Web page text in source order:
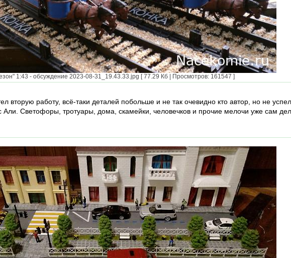
1:43 - обсуждение 2023-08-31_19.43.33.jpg [ 77.29 Кб | Просмотров: 161547 ]
вторую работу, всё-таки деталей побольше и не так очевидно кто автор, но не
Али. Светофоры, тротуары, дома, скамейки, человечков и прочие мелочи уже сам